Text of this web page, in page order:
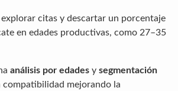
explorar citas y descartar un porcentaje
en edades productivas, como 27–35
análisis por edades y segmentación
compatibilidad mejorando la